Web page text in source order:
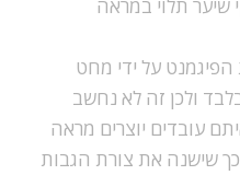
שיער תלוי במראה
על ידי מחט
ולכן זה לא נחשב
עובדים יוצרים מראה
כך שישנה את צורת הגבות